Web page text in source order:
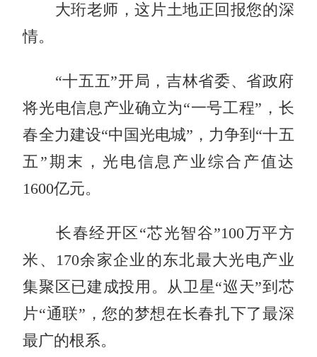
大珩老师，这片土地正回报您的深
情。
“十五五”开局，吉林省委、省政府
将光电信息产业确立为“一号工程”，长
春全力建设“中国光电城”，力争到“十五
五”期末，光电信息产业综合产值达
1600亿元。
长春经开区“芯光智谷”100万平方
米、170余家企业的东北最大光电产业
集聚区已建成投用。从卫星“巡天”到芯
片“通联”，您的梦想在长春扎下了最深
最广的根系。